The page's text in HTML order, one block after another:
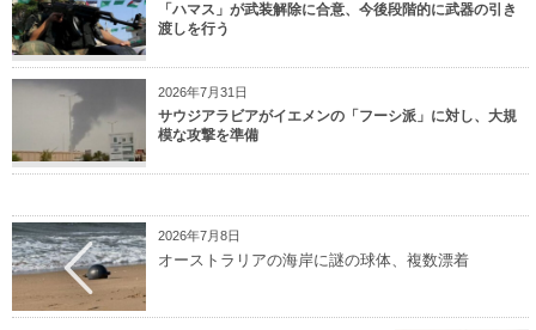
「ハマス」が武装解除に合意、今後段階的に武器の引き
渡しを行う
2026年7月31日
サウジアラビアがイエメンの「フーシ派」に対し、大規
模な攻撃を準備
2026年7月8日
オーストラリアの海岸に謎の球体、複数漂着